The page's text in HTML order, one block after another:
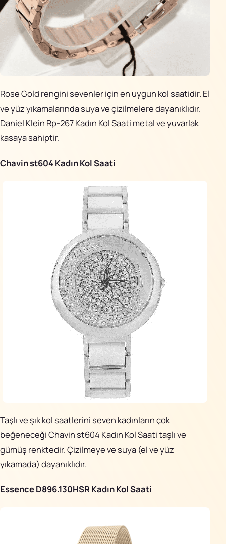
Rose Gold rengini sevenler için en uygun kol saatidir. El
ve yüz yıkamalarında suya ve çizilmelere dayanıklıdır.
Daniel Klein Rp-267 Kadın Kol Saati metal ve yuvarlak
kasaya sahiptir.
Chavin st604 Kadın Kol Saati
Taşlı ve şık kol saatlerini seven kadınların çok
beğeneceği Chavin st604 Kadın Kol Saati taşlı ve
gümüş renktedir. Çizilmeye ve suya (el ve yüz
yıkamada) dayanıklıdır.
Essence D896.130HSR Kadın Kol Saati